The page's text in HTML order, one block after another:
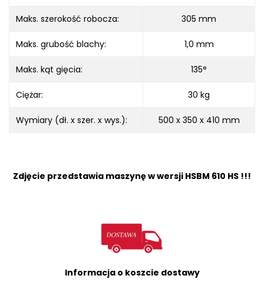
Maks. szerokość robocza: 305 mm
Maks. grubość blachy: 1,0 mm
Maks. kąt gięcia: 135°
Ciężar: 30 kg
Wymiary (dł. x szer. x wys.): 500 x 350 x 410 mm
Zdjęcie przedstawia maszynę w wersji HSBM 610 HS !!!
Informacja o koszcie dostawy